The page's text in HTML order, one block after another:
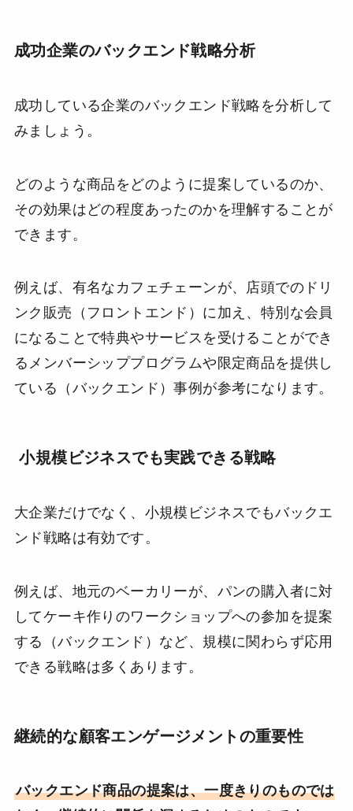
成功企業のバックエンド戦略分析
成功している企業のバックエンド戦略を分析して
みましょう。
どのような商品をどのように提案しているのか、
その効果はどの程度あったのかを理解することが
できます。
例えば、有名なカフェチェーンが、店頭でのドリ
ンク販売（フロントエンド）に加え、特別な会員
になることで特典やサービスを受けることができ
るメンバーシッププログラムや限定商品を提供し
ている（バックエンド）事例が参考になります。
小規模ビジネスでも実践できる戦略
大企業だけでなく、小規模ビジネスでもバックエ
ンド戦略は有効です。
例えば、地元のベーカリーが、パンの購入者に対
してケーキ作りのワークショップへの参加を提案
する（バックエンド）など、規模に関わらず応用
できる戦略は多くあります。
継続的な顧客エンゲージメントの重要性
バックエンド商品の提案は、一度きりのものでは